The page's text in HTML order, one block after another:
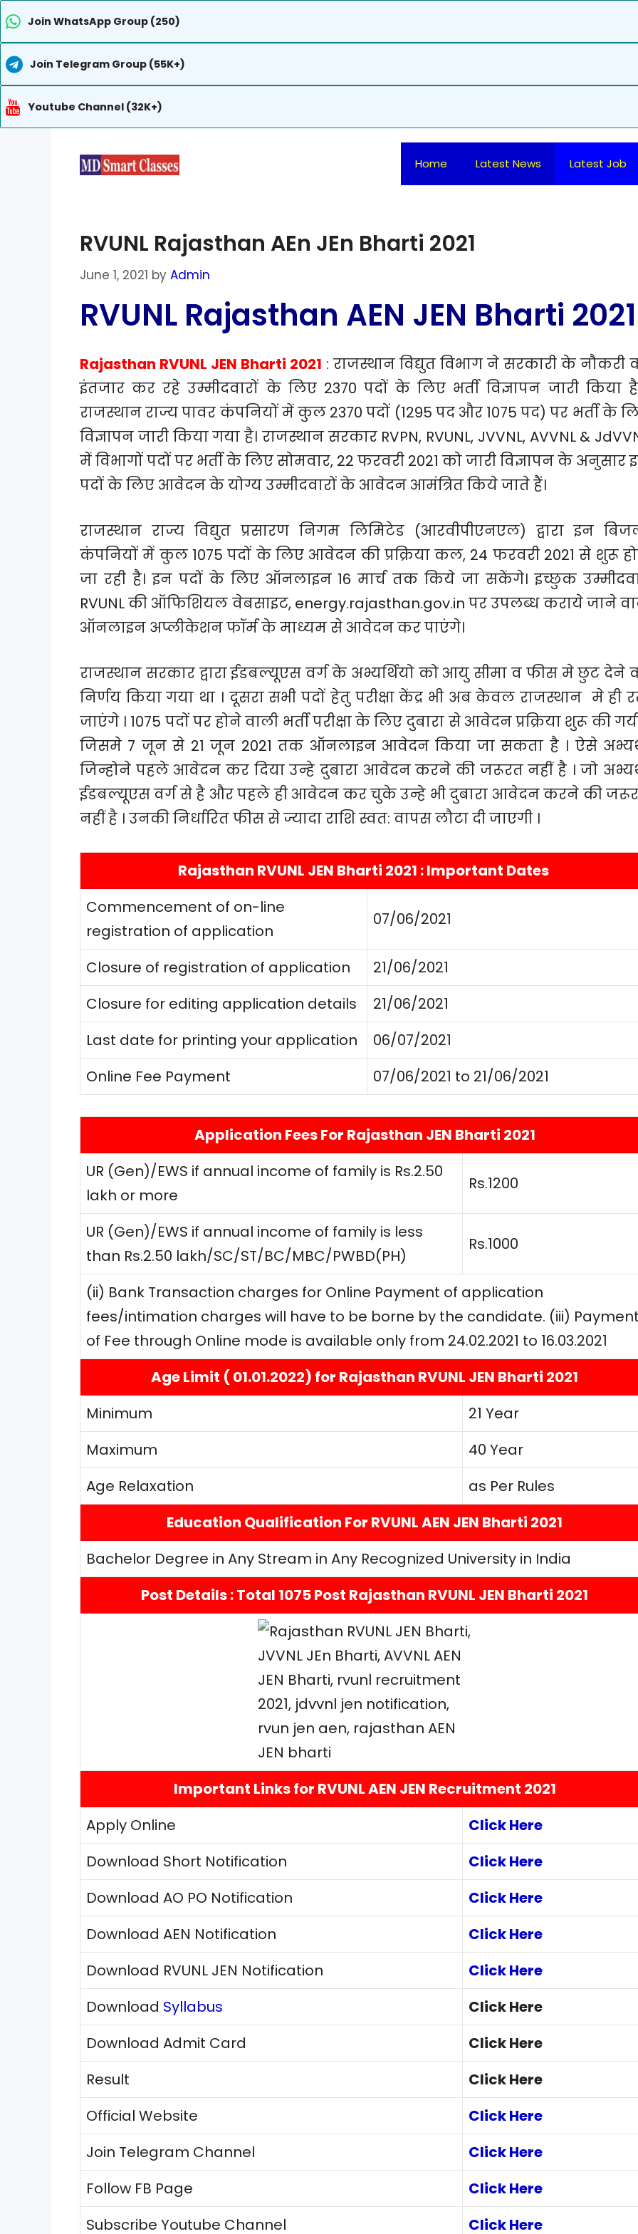
Join WhatsApp Group (250)
Join Telegram Group (55K+)
Youtube Channel (32K+)
Home Latest News Latest Job
RVUNL Rajasthan AEn JEn Bharti 2021
June 1, 2021 by Admin
RVUNL Rajasthan AEN JEN Bharti 2021
Rajasthan RVUNL JEN Bharti 2021 : राजस्थान विद्युत विभाग ने सरकारी के नौकरी
इंतजार कर रहे उम्मीदवारों के लिए 2370 पदों के लिए भर्ती विज्ञापन जारी किया
राजस्थान राज्य पावर कंपनियों में कुल 2370 पदों (1295 पद और 1075 पद) पर भर्ती के
विज्ञापन जारी किया गया है। राजस्थान सरकार RVPN, RVUNL, JVVNL, AVVNL &
में विभागों पदों पर भर्ती के लिए सोमवार, 22 फरवरी 2021 को जारी विज्ञापन के अनुसार
पदों के लिए आवेदन के योग्य उम्मीदवारों के आवेदन आमंत्रित किये जाते हैं।
राजस्थान राज्य विद्युत प्रसारण निगम लिमिटेड (आरवीपीएनएल) द्वारा इन
कंपनियों में कुल 1075 पदों के लिए आवेदन की प्रक्रिया कल, 24 फरवरी 2021 से शुरू
जा रही है। इन पदों के लिए ऑनलाइन 16 मार्च तक किये जा सकेंगे। इच्छुक
RVUNL की ऑफिशियल वेबसाइट, energy.rajasthan.gov.in पर उपलब्ध कराये जाने
ऑनलाइन अप्लीकेशन फॉर्म के माध्यम से आवेदन कर पाएंगे।
राजस्थान सरकार द्वारा ईडबल्यूएस वर्ग के अभ्यर्थियो को आयु सीमा व फीस मे छुट देने
निर्णय किया गया था । दूसरा सभी पदों हेतु परीक्षा केंद्र भी अब केवल राजस्थान मे ही
जाएंगे । 1075 पदों पर होने वाली भर्ती परीक्षा के लिए दुबारा से आवेदन प्रक्रिया शुरू की
जिसमे 7 जून से 21 जून 2021 तक ऑनलाइन आवेदन किया जा सकता है । ऐसे
जिन्होने पहले आवेदन कर दिया उन्हे दुबारा आवेदन करने की जरूरत नहीं है । जो
ईडबल्यूएस वर्ग से है और पहले ही आवेदन कर चुके उन्हे भी दुबारा आवेदन करने की
नहीं है । उनकी निर्धारित फीस से ज्यादा राशि स्वत: वापस लौटा दी जाएगी ।
Rajasthan RVUNL JEN Bharti 2021 : Important Dates
Commencement of on-line
registration of application
07/06/2021
Closure of registration of application
21/06/2021
Closure for editing application details
21/06/2021
Last date for printing your application
06/07/2021
Online Fee Payment
07/06/2021 to 21/06/2021
Application Fees For Rajasthan JEN Bharti 2021
UR (Gen)/EWS if annual income of family is Rs.2.50
lakh or more
Rs.1200
UR (Gen)/EWS if annual income of family is less
than Rs.2.50 lakh/SC/ST/BC/MBC/PWBD(PH)
Rs.1000
(ii) Bank Transaction charges for Online Payment of application
fees/intimation charges will have to be borne by the candidate. (iii)
of Fee through Online mode is available only from 24.02.2021 to 16.03.2021
Age Limit ( 01.01.2022) for Rajasthan RVUNL JEN Bharti 2021
Minimum
21 Year
Maximum
40 Year
Age Relaxation
as Per Rules
Education Qualification For RVUNL AEN JEN Bharti 2021
Bachelor Degree in Any Stream in Any Recognized University in India
Post Details : Total 1075 Post Rajasthan RVUNL JEN Bharti 2021
Important Links for RVUNL AEN JEN Recruitment 2021
Apply Online
Click Here
Download Short Notification
Click Here
Download AO PO Notification
Click Here
Download AEN Notification
Click Here
Download RVUNL JEN Notification
Click Here
Download Syllabus
Click Here
Download Admit Card
Click Here
Result
Click Here
Official Website
Click Here
Join Telegram Channel
Click Here
Follow FB Page
Click Here
Subscribe Youtube Channel
Click Here